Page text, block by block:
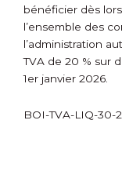
bénéficier dès
l’ensemble des
l’administration
TVA de 20 % sur
1er janvier 2026.
BOI-TVA-LIQ-